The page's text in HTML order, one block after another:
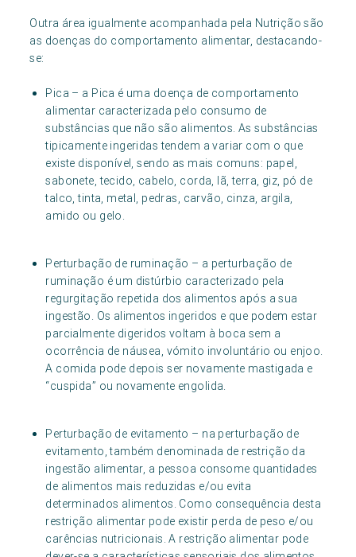
Outra área igualmente acompanhada pela Nutrição são
as doenças do comportamento alimentar, destacando-
se:
Pica – a Pica é uma doença de comportamento
alimentar caracterizada pelo consumo de
substâncias que não são alimentos. As substâncias
tipicamente ingeridas tendem a variar com o que
existe disponível, sendo as mais comuns: papel,
sabonete, tecido, cabelo, corda, lã, terra, giz, pó de
talco, tinta, metal, pedras, carvão, cinza, argila,
amido ou gelo.
Perturbação de ruminação – a perturbação de
ruminação é um distúrbio caracterizado pela
regurgitação repetida dos alimentos após a sua
ingestão. Os alimentos ingeridos e que podem estar
parcialmente digeridos voltam à boca sem a
ocorrência de náusea, vómito involuntário ou enjoo.
A comida pode depois ser novamente mastigada e
“cuspida” ou novamente engolida.
Perturbação de evitamento – na perturbação de
evitamento, também denominada de restrição da
ingestão alimentar, a pessoa consome quantidades
de alimentos mais reduzidas e/ou evita
determinados alimentos. Como consequência desta
restrição alimentar pode existir perda de peso e/ou
carências nutricionais. A restrição alimentar pode